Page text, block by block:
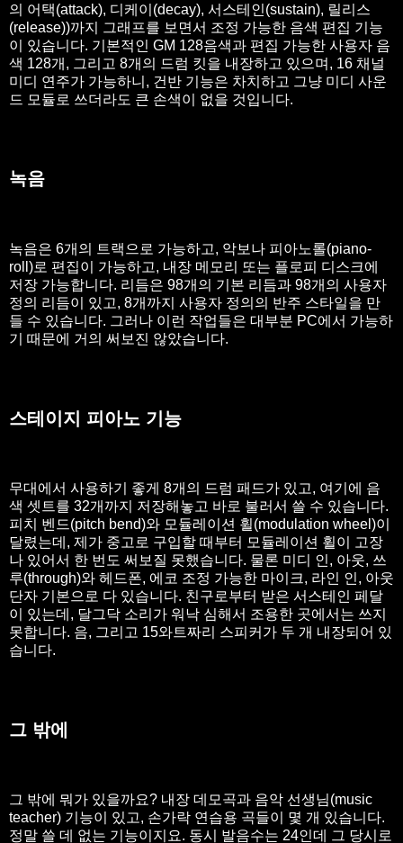
의 어택(attack), 디케이(decay), 서스테인(sustain), 릴리스
(release))까지 그래프를 보면서 조정 가능한 음색 편집 기능
이 있습니다. 기본적인 GM 128음색과 편집 가능한 사용자 음
색 128개, 그리고 8개의 드럼 킷을 내장하고 있으며, 16 채널
미디 연주가 가능하니, 건반 기능은 차치하고 그냥 미디 사운
드 모듈로 쓰더라도 큰 손색이 없을 것입니다.
녹음
녹음은 6개의 트랙으로 가능하고, 악보나 피아노롤(piano-
roll)로 편집이 가능하고, 내장 메모리 또는 플로피 디스크에
저장 가능합니다. 리듬은 98개의 기본 리듬과 98개의 사용자
정의 리듬이 있고, 8개까지 사용자 정의의 반주 스타일을 만
들 수 있습니다. 그러나 이런 작업들은 대부분 PC에서 가능하
기 때문에 거의 써보진 않았습니다.
스테이지 피아노 기능
무대에서 사용하기 좋게 8개의 드럼 패드가 있고, 여기에 음
색 셋트를 32개까지 저장해놓고 바로 불러서 쓸 수 있습니다.
피치 벤드(pitch bend)와 모듈레이션 휠(modulation wheel)이
달렸는데, 제가 중고로 구입할 때부터 모듈레이션 휠이 고장
나 있어서 한 번도 써보질 못했습니다. 물론 미디 인, 아웃, 쓰
루(through)와 헤드폰, 에코 조정 가능한 마이크, 라인 인, 아웃
단자 기본으로 다 있습니다. 친구로부터 받은 서스테인 페달
이 있는데, 달그닥 소리가 워낙 심해서 조용한 곳에서는 쓰지
못합니다. 음, 그리고 15와트짜리 스피커가 두 개 내장되어 있
습니다.
그 밖에
그 밖에 뭐가 있을까요? 내장 데모곡과 음악 선생님(music
teacher) 기능이 있고, 손가락 연습용 곡들이 몇 개 있습니다.
정말 쓸 데 없는 기능이지요. 동시 발음수는 24인데 그 당시로